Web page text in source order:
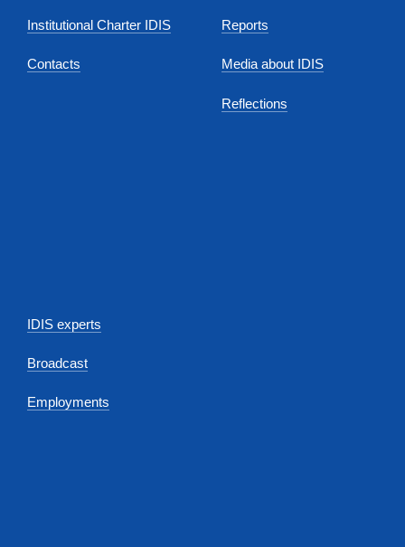
Institutional Charter IDIS
Contacts
Reports
Media about IDIS
Reflections
IDIS experts
Broadcast
Employments